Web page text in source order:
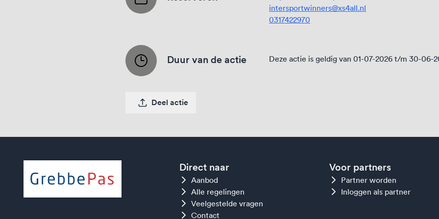
intersportwinners@xs4all.nl
0317422970
Duur van de actie Deze actie is geldig van 01-07-2026 t/m 30-06-
Deel actie
Direct naar
Aanbod
Alle regelingen
Veelgestelde vragen
Contact
Voor partners
Partner worden
Inloggen als partner